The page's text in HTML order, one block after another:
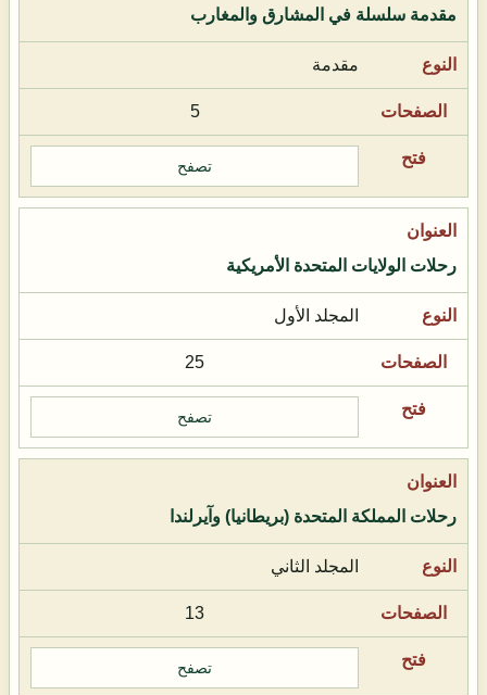
مقدمة سلسلة في المشارق والمغارب
مقدمة
5
تصفح
رحلات الولايات المتحدة الأمريكية
المجلد الأول
25
تصفح
رحلات المملكة المتحدة (بريطانيا) وآيرلندا
المجلد الثاني
13
تصفح